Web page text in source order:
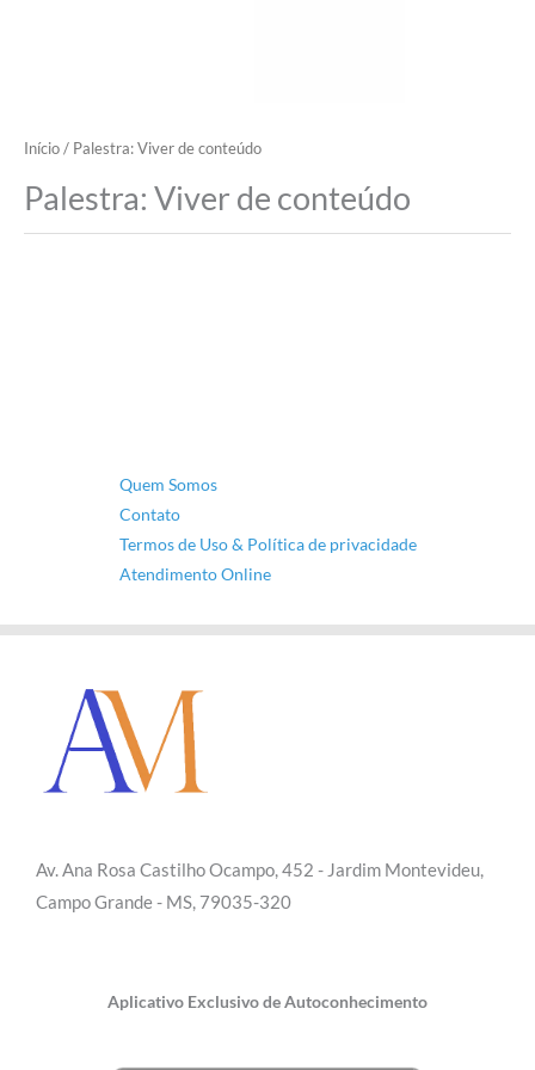
Início / Palestra: Viver de conteúdo
Palestra: Viver de conteúdo
Quem Somos
Contato
Termos de Uso & Política de privacidade
Atendimento Online
Av. Ana Rosa Castilho Ocampo, 452 - Jardim Montevideu,
Campo Grande - MS, 79035-320
Aplicativo Exclusivo de Autoconhecimento